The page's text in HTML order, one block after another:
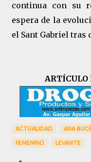
continua con su
espera de la
el Sant Gabriel tras
ARTÍCULO
ACTUALIDAD ANA
FEMENINO LEVANTE